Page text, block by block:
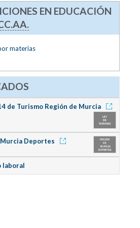
EN EDUCACIÓN
materias
de Turismo Región de Murcia
Deportes
laboral